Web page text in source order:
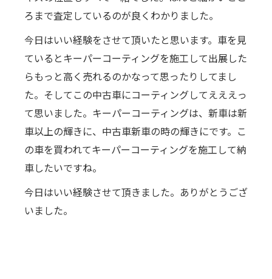
ろまで査定しているのが良くわかりました。
今日はいい経験をさせて頂いたと思います。車を見
ているとキーパーコーティングを施工して出展した
らもっと高く売れるのかなって思ったりしてまし
た。そしてこの中古車にコーティングしてえええっ
て思いました。キーパーコーティングは、新車は新
車以上の輝きに、中古車新車の時の輝きにです。こ
の車を買われてキーパーコーティングを施工して納
車したいですね。
今日はいい経験させて頂きました。ありがとうござ
いました。